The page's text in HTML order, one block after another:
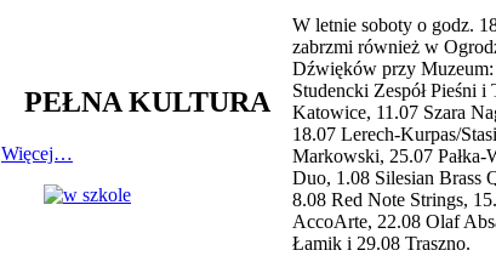
PEŁNA KULTURA
Więcej…
W letnie soboty o godz.
zabrzmi również w
Dźwięków przy
Studencki Zespół Pieśni i
Katowice, 11.07 Szara
18.07 Lerech-Kurpas/
Markowski, 25.07 Pałka-
Duo, 1.08 Silesian Brass
8.08 Red Note Strings,
AccoArte, 22.08 Olaf
Łamik i 29.08 Traszno.